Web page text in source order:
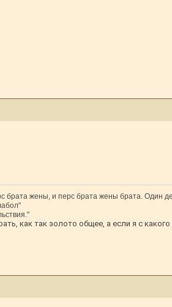
жены, и перс брата жены брата. Один
как так золото общее, а если я с какого